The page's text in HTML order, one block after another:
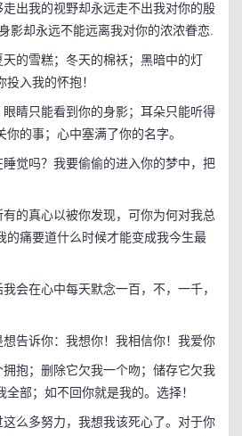
我的视野却永远走不出我对你的殷
影却永远不能远离我对你的浓浓眷恋.
雪糕；冬天的棉袄；黑暗中的灯
入我的怀抱！
只能看到你的身影；耳朵只能听得
的事；心中塞满了你的名字。
吗？我要偷偷的进入你的梦中，把
真心以被你发现，可你为何对我总
的痛要道什么时候才能变成我今生最
在心中每天默念一百，不，一千，
诉你：我想你！我相信你！我爱你
；删除它欠我一个吻；储存它欠我
部；如不回你就是我的。选择！
多努力，我想我该死心了。对于你